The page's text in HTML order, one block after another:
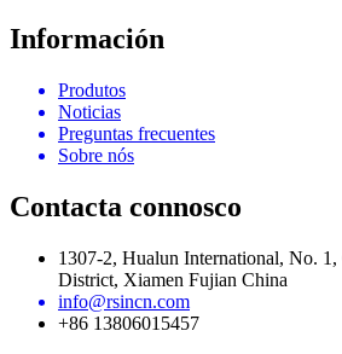
Información
Produtos
Noticias
Preguntas frecuentes
Sobre nós
Contacta connosco
1307-2, Hualun International, No.
District, Xiamen Fujian China
info@rsincn.com
+86 13806015457